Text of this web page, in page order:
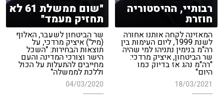
רבותיי, ההיסטוריה
חוזרת
המאזינה לקחה אותנו אחורה
לשנת 1999, ליום העימות בין
רה"מ בנימין נתניהו למי שהיה
שר הביטחון, איציק מרדכי:
"רה"מ נהג אז בדיוק כמו
היום"
18/03/2021
"שום ממשלת 61 לא
תחזיק מעמד"
שר הביטחון לשעבר, האלוף
(מיל') איציק מרדכי, על
תוצאות הבחירות: "השכל
הישר וצורכי המדינה והעם
מחייבים להתעלות על הכול
וללכת לממשלה"
04/03/2020